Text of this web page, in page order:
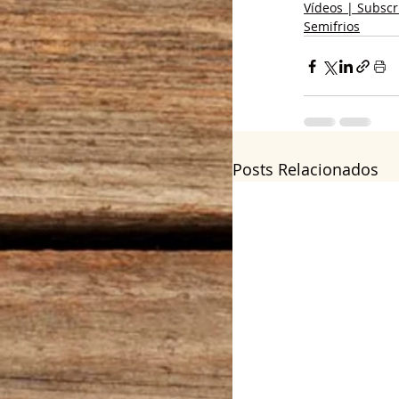
Vídeos |
Semifrios
Posts Relacionados